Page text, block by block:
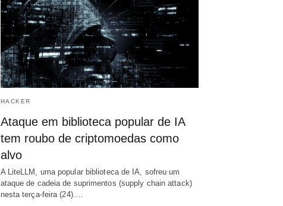
HACKER
Ataque em biblioteca popular de IA
tem roubo de criptomoedas como
alvo
A LiteLLM, uma popular biblioteca de IA, sofreu um
ataque de cadeia de suprimentos (supply chain attack)
nesta terça-feira (24).…